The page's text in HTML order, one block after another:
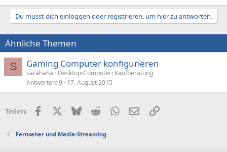
Du musst dich einloggen oder registrieren, um hier zu antworten.
Ähnliche Themen
S Gaming Computer konfigurieren
sarahaha
Desktop-Computer: Kaufberatung
Antworten 9 17. August 2015
Teilen: FacebookX (Twitter)
BlueskyRedditWhatsApp
E-MailLink
Fernseher und Media-Streaming